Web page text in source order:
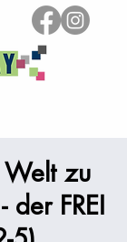
zu
der FREI